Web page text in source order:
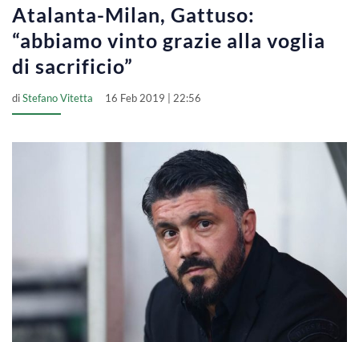
Atalanta-Milan, Gattuso:
“abbiamo vinto grazie alla voglia
di sacrificio”
diStefano Vitetta 16 Feb 2019 | 22:56